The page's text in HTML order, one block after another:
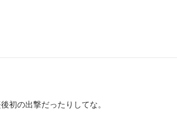
初の出撃だったりしてな。